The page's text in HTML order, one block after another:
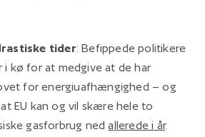
tider: Befippede politikere
i kø for at medgive at de har
for energiuafhængighed – og
EU kan og vil skære hele to
gasforbrug nedallerede i år.